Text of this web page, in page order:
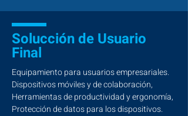
Solucción de Usuario
Final
Equipamiento para usuarios empresariales.
Dispositivos móviles y de colaboración,
Herramientas de productividad y ergonomía,
Protección de datos para los dispositivos.